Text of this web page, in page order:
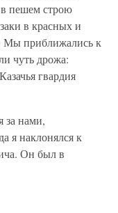
в пешем строю
в красных и
Мы приближались к
чуть дрожа:
гвардия
за нами,
я наклонялся к
Он был в